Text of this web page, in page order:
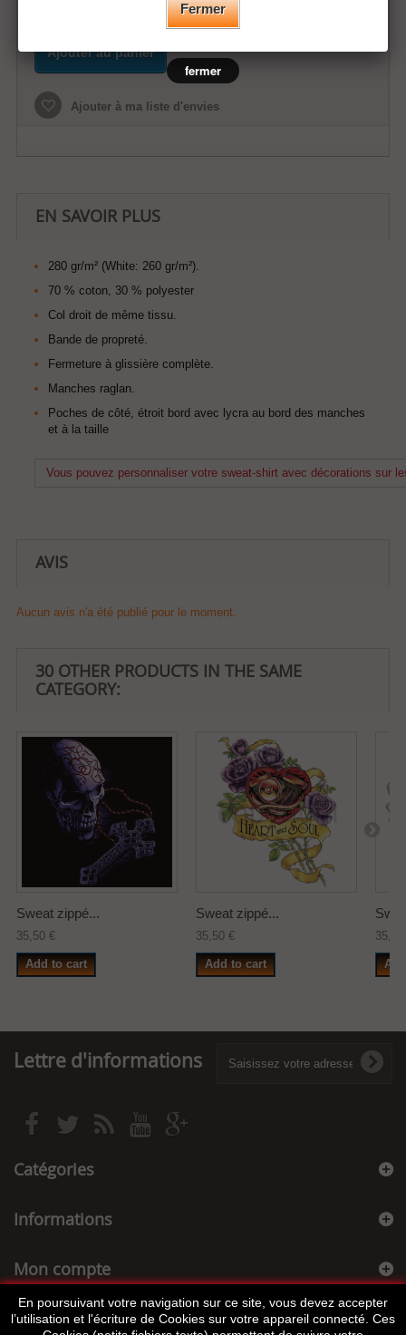
Ajouter au panier
Ajouter à ma liste d'envies
EN SAVOIR PLUS
280 gr/m² (White: 260 gr/m²).
70 % coton, 30 % polyester
Col droit de même tissu.
Bande de propreté.
Fermeture à glissière complète.
Manches raglan.
Poches de côté, étroit bord avec lycra au bord des manches
et à la taille
Vous pouvez personnaliser votre sweat-shirt avec décorations sur
AVIS
Aucun avis n'a été publié pour le moment.
30 OTHER PRODUCTS IN THE SAME
CATEGORY:
Sweat zippé...
35,50 €
Add to cart
Sweat zippé...
35,50 €
Add to cart
Lettre d'informations
Catégories
Informations
Mon compte
Informations sur votre boutique
En poursuivant votre navigation sur ce site, vous devez accepter
l’utilisation et l'écriture de Cookies sur votre appareil connecté. Ces
Fermer
fermer